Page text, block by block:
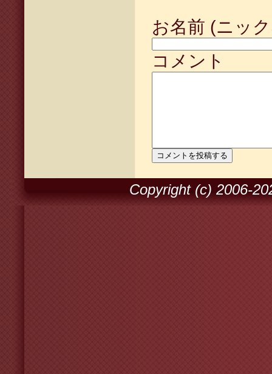
お名前 (ニッ
コメント
Copyright (c) 2006-